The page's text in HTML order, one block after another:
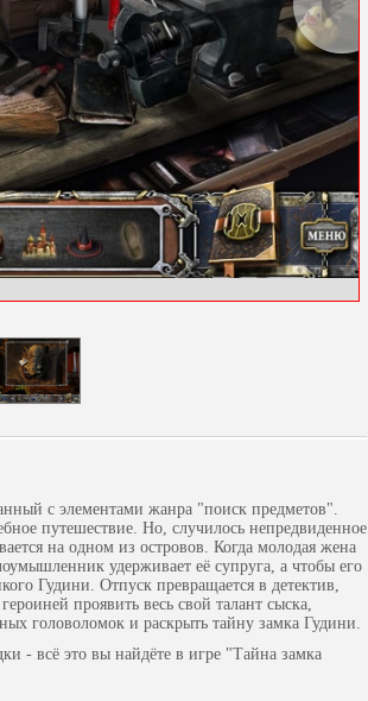
с элементами жанра "поиск предметов".
путешествие. Но, случилось непредвиденное
на одном из островов. Когда молодая жена
удерживает её супруга, а чтобы его
Гудини. Отпуск превращается в детектив,
проявить весь свой талант сыска,
головоломок и раскрыть тайну замка Гудини.
- всё это вы найдёте в игре "Тайна замка